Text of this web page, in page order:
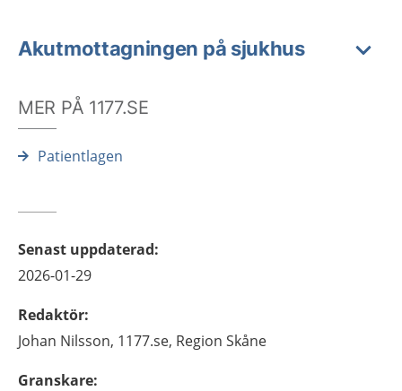
Akutmottagningen på sjukhus
MER PÅ 1177.SE
Patientlagen
Senast uppdaterad:
2026-01-29
Redaktör:
Johan Nilsson, 1177.se, Region Skåne
Granskare: